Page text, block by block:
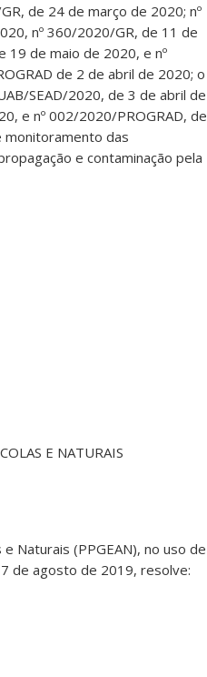
de 24 de março de 2020; nº
nº 360/2020/GR, de 11 de
19 de maio de 2020, e nº
de 2 de abril de 2020; o
SEAD/2020, de 3 de abril de
e nº 002/2020/PROGRAD, de
monitoramento das
e contaminação pela
E NATURAIS
Naturais (PPGEAN), no uso de
de agosto de 2019, resolve: